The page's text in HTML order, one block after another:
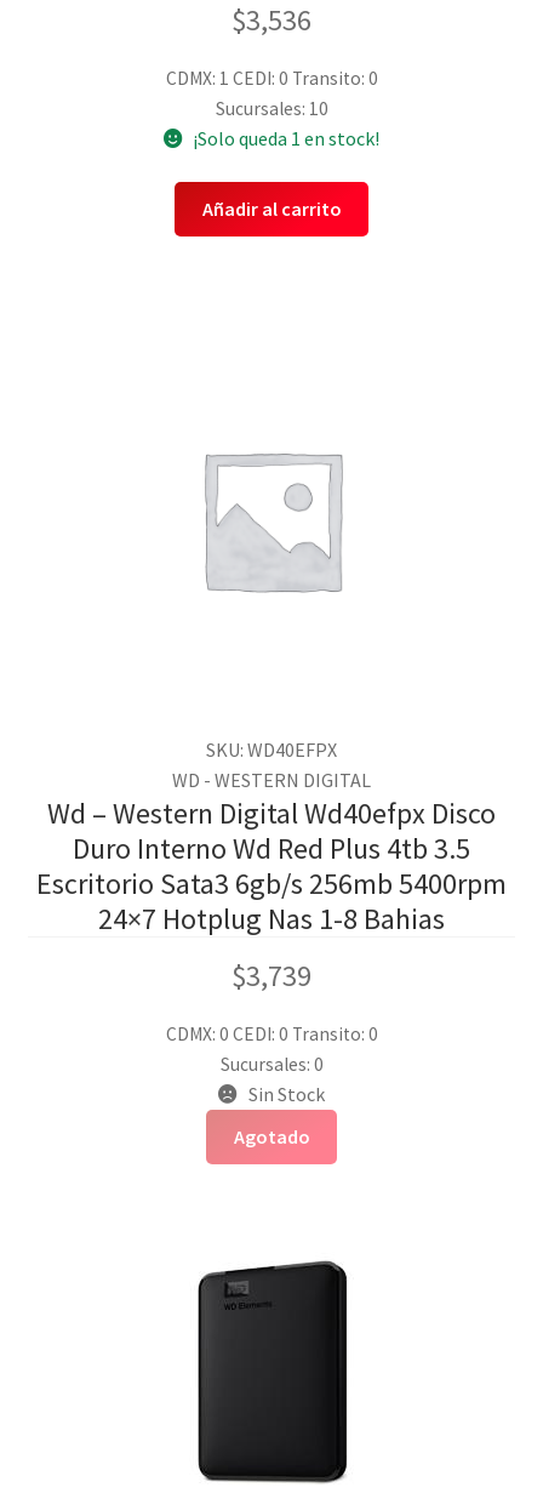
$3,536
CDMX: 1 CEDI: 0 Transito: 0
Sucursales: 10
¡Solo queda 1 en stock!
Añadir al carrito
SKU: WD40EFPX
WD - WESTERN DIGITAL
Wd – Western Digital Wd40efpx Disco
Duro Interno Wd Red Plus 4tb 3.5
Escritorio Sata3 6gb/s 256mb 5400rpm
24×7 Hotplug Nas 1-8 Bahias
$3,739
CDMX: 0 CEDI: 0 Transito: 0
Sucursales: 0
Sin Stock
Agotado